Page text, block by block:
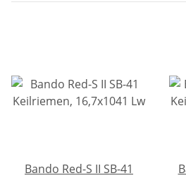
Bando Red-S II SB-41